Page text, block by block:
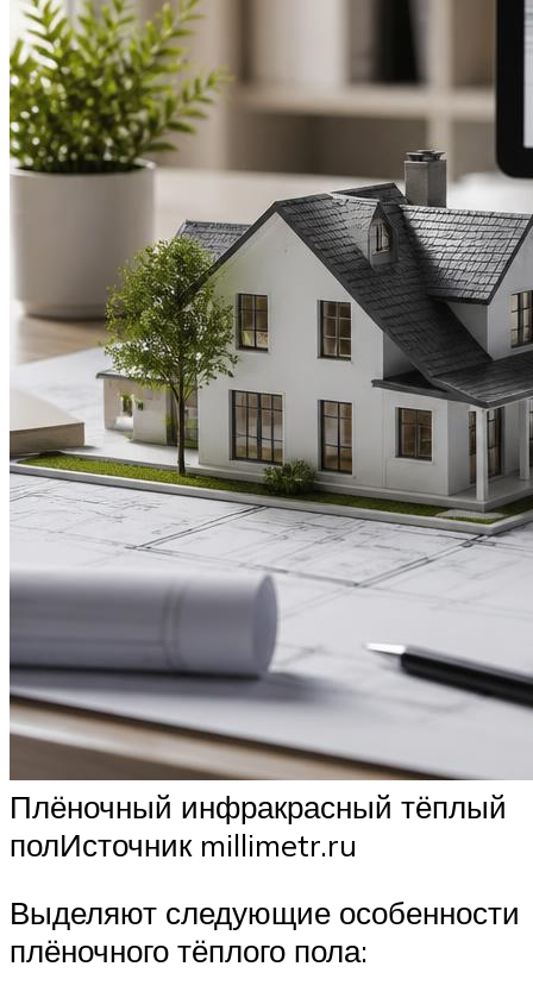
Плёночный инфракрасный тёплый
полИсточник millimetr.ru
Выделяют следующие особенности
плёночного тёплого пола: